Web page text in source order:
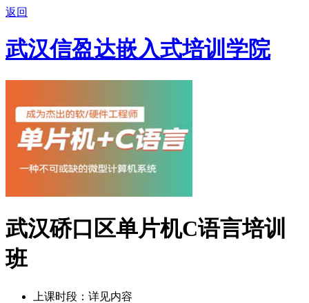
返回
武汉信盈达嵌入式培训学院
武汉硚口区单片机C语言培训
班
上课时段： 详见内容